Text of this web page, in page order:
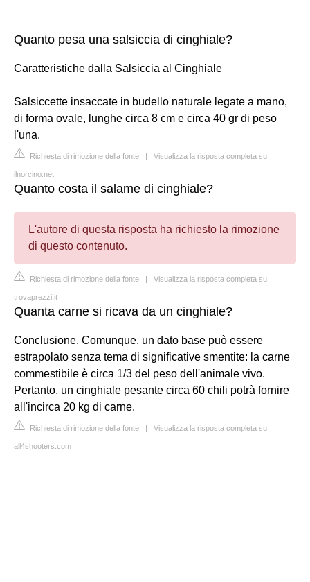
Quanto pesa una salsiccia di cinghiale?
Caratteristiche dalla Salsiccia al Cinghiale
Salsiccette insaccate in budello naturale legate a mano,
di forma ovale, lunghe circa 8 cm e circa 40 gr di peso
l'una.
Richiesta di rimozione della fonte | Visualizza la risposta completa su
ilnorcino.net
Quanto costa il salame di cinghiale?
L'autore di questa risposta ha richiesto la rimozione
di questo contenuto.
Richiesta di rimozione della fonte | Visualizza la risposta completa su
trovaprezzi.it
Quanta carne si ricava da un cinghiale?
Conclusione. Comunque, un dato base può essere
estrapolato senza tema di significative smentite: la carne
commestibile è circa 1/3 del peso dell'animale vivo.
Pertanto, un cinghiale pesante circa 60 chili potrà fornire
all'incirca 20 kg di carne.
Richiesta di rimozione della fonte | Visualizza la risposta completa su
all4shooters.com